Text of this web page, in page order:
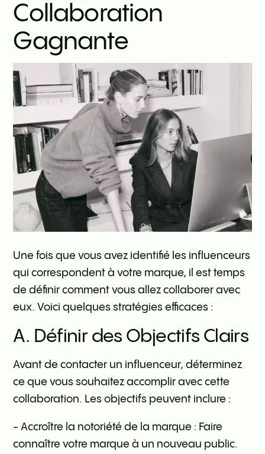
Collaboration
Gagnante
Une fois que vous avez identifié les influenceurs
qui correspondent à votre marque, il est temps
de définir comment vous allez collaborer avec
eux. Voici quelques stratégies efficaces :
A. Définir des Objectifs Clairs
Avant de contacter un influenceur, déterminez
ce que vous souhaitez accomplir avec cette
collaboration. Les objectifs peuvent inclure :
- Accroître la notoriété de la marque : Faire
connaître votre marque à un nouveau public.